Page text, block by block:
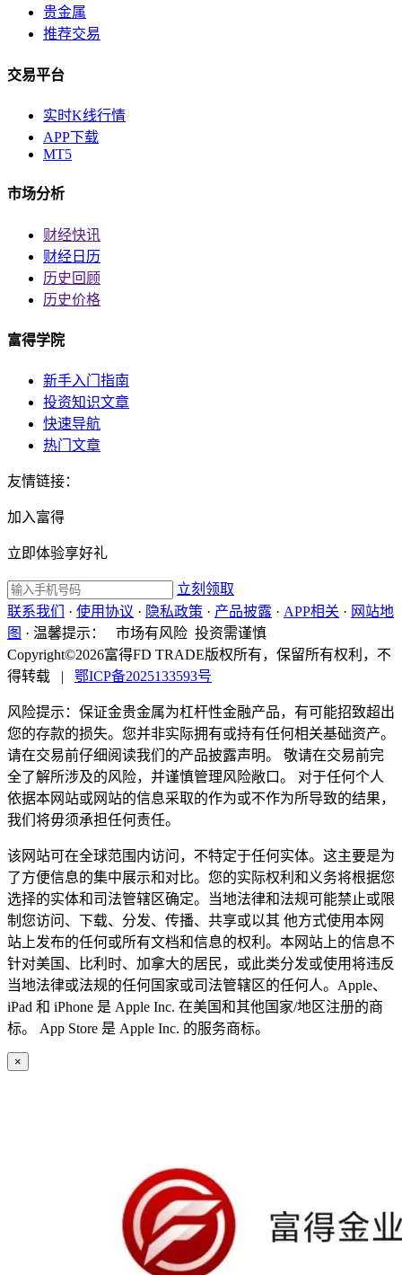
贵金属
推荐交易
交易平台
实时K线行情
APP下载
MT5
市场分析
财经快讯
财经日历
历史回顾
历史价格
富得学院
新手入门指南
投资知识文章
快速导航
热门文章
友情链接：
加入富得
立即体验享好礼
立刻领取
联系我们
· 使用协议 · 隐私政策 · 产品披露 · APP相关 · 网站地
图 · 温馨提示：
市场有风险 投资需谨慎
Copyright©2026富得FD TRADE版权所有，保留所有权利，不
得转载
| 鄂ICP备2025133593号
风险提示：保证金贵金属为杠杆性金融产品，有可能招致超出
您的存款的损失。您并非实际拥有或持有任何相关基础资产。
请在交易前仔细阅读我们的产品披露声明。 敬请在交易前完
全了解所涉及的风险，并谨慎管理风险敞口。 对于任何个人
依据本网站或网站的信息采取的作为或不作为所导致的结果，
我们将毋须承担任何责任。
该网站可在全球范围内访问，不特定于任何实体。这主要是为
了方便信息的集中展示和对比。您的实际权利和义务将根据您
选择的实体和司法管辖区确定。当地法律和法规可能禁止或限
制您访问、下载、分发、传播、共享或以其 他方式使用本网
站上发布的任何或所有文档和信息的权利。本网站上的信息不
针对美国、比利时、加拿大的居民，或此类分发或使用将违反
当地法律或法规的任何国家或司法管辖区的任何人。Apple、
iPad 和 iPhone 是 Apple Inc. 在美国和其他国家/地区注册的商
标。 App Store 是 Apple Inc. 的服务商标。
×